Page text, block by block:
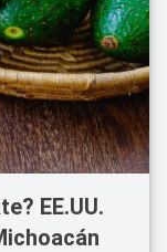
EE.UU.